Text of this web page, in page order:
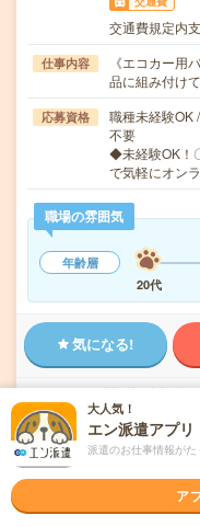
交通費規定内
仕事内容
《エコカー用
品に組み付け
応募資格
職種未経験OK
不要
◆未経験OK！
で気軽にオン
職場の雰囲気
年齢層
20代
気になる!
派遣会社 株式会社
未読 掲載日 2026/08/05
【経験者×ブラッ
大人気！
エン派遣アプリ
派遣のお仕事情報がた
ア